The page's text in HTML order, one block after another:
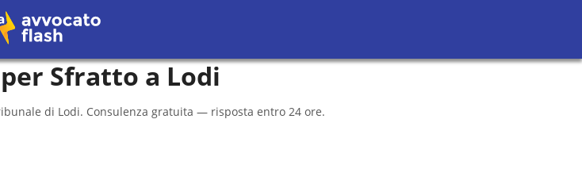
Sfratto a Lodi
di Lodi. Consulenza gratuita — risposta entro 24 ore.